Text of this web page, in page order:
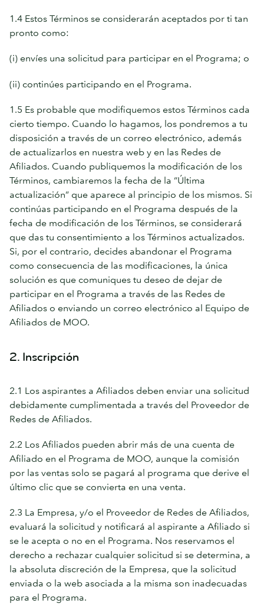
1.4 Estos Términos se considerarán aceptados por ti tan
pronto como:
(i) envíes una solicitud para participar en el Programa; o
(ii) continúes participando en el Programa.
1.5 Es probable que modifiquemos estos Términos cada
cierto tiempo. Cuando lo hagamos, los pondremos a tu
disposición a través de un correo electrónico, además
de actualizarlos en nuestra web y en las Redes de
Afiliados. Cuando publiquemos la modificación de los
Términos, cambiaremos la fecha de la “Última
actualización” que aparece al principio de los mismos. Si
continúas participando en el Programa después de la
fecha de modificación de los Términos, se considerará
que das tu consentimiento a los Términos actualizados.
Si, por el contrario, decides abandonar el Programa
como consecuencia de las modificaciones, la única
solución es que comuniques tu deseo de dejar de
participar en el Programa a través de las Redes de
Afiliados o enviando un correo electrónico al Equipo de
Afiliados de MOO.
2. Inscripción
2.1 Los aspirantes a Afiliados deben enviar una solicitud
debidamente cumplimentada a través del Proveedor de
Redes de Afiliados.
2.2 Los Afiliados pueden abrir más de una cuenta de
Afiliado en el Programa de MOO, aunque la comisión
por las ventas solo se pagará al programa que derive el
último clic que se convierta en una venta.
2.3 La Empresa, y/o el Proveedor de Redes de Afiliados,
evaluará la solicitud y notificará al aspirante a Afiliado si
se le acepta o no en el Programa. Nos reservamos el
derecho a rechazar cualquier solicitud si se determina, a
la absoluta discreción de la Empresa, que la solicitud
enviada o la web asociada a la misma son inadecuadas
para el Programa.